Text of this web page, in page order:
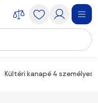
Kültéri kanapé 4 személyes